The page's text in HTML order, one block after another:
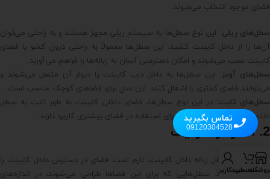
فضای موجود انتخاب می‌شوند:
سطل‌های ریلی : این نوع سطل‌ها به سیستم ریلی مجهز هستند و به راحتی می‌توان
آن‌ها را از داخل کابینت کشید. این سطل‌ها معمولاً به راحتی درون کشو یا فضای
کابینت نصب می‌شوند و امکان دسترسی آسان به زباله‌ها را فراهم می‌آورند.
سطل‌های آویز : این سطل‌ها به داخل درب کابینت یا دیوار آن متصل می‌شوند و
می‌توانند فضای کمتری را اشغال کنند. این مدل برای فضاهای کوچک مناسب است.
سطل‌های ثابت : در این نوع سطل‌ها، فضای داخلی کابینت به طور ثابت به سطل
اختصاص داده شده و معمولاً برای استفاده در فضای بیشتری کاربرد دارند.
2. اندازه و ظرفیت
قبل از خرید سطل زباله داخل کابینت، لازم است فضای در دسترس داخل کابینت را
اندازه‌گیری کنید. سطل‌هایی که برای این فضاها طراحی می‌شوند، در اندازه‌های
سبد خرید
حساب کاربری من
تماس بگیرید
09120304528